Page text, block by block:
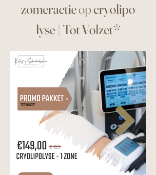
zomeractieopcryolipo
lyse| Tot Volzet*